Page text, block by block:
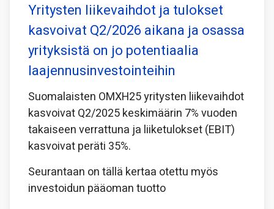
Yritysten liikevaihdot ja tulokset
kasvoivat Q2/2026 aikana ja osassa
yrityksistä on jo potentiaalia
laajennusinvestointeihin
Suomalaisten OMXH25 yritysten liikevaihdot
kasvoivat Q2/2025 keskimäärin 7% vuoden
takaiseen verrattuna ja liiketulokset (EBIT)
kasvoivat peräti 35%.
Seurantaan on tällä kertaa otettu myös
investoidun pääoman tuotto